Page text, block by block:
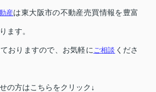
産は東大阪市の不動産売買情報を豊富
ます。
おりますので、お気軽に ご相談 くださ
の方はこちらをクリック↓